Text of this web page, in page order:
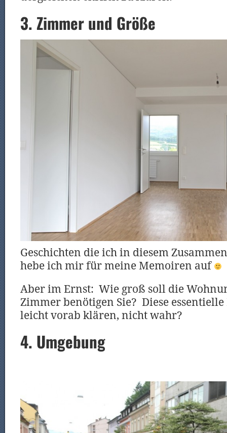
3. Zimmer und Größe
Geschichten die ich in diesem
hebe ich mir für meine Memoiren auf
Aber im Ernst: Wie groß soll die
Zimmer benötigen Sie? Diese
leicht vorab klären, nicht wahr?
4. Umgebung